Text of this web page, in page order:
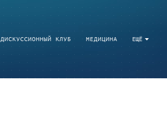
ЕЩЁ
ДИСКУССИОННЫЙ КЛУБ МЕДИЦИНА